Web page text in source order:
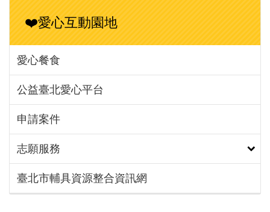
❤️愛心互動園地
愛心餐食
公益臺北愛心平台
申請案件
志願服務
臺北市輔具資源整合資訊網